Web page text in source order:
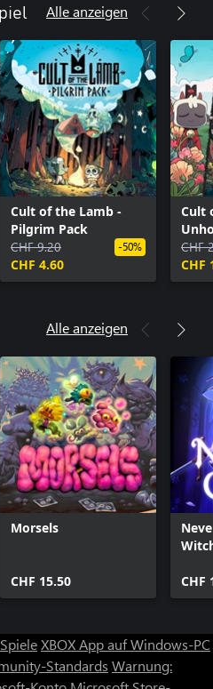
Alle anzeigen
Cult of the Lamb -
Pilgrim Pack
CHF 9.20
CHF 4.60
-50%
Cult
CHF
CHF
Alle anzeigen
Morsels
CHF 15.50 CHF
XBOX App auf Windows-PC
Standards Warnung: